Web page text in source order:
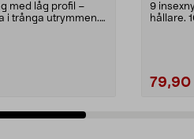
med låg profil –
i trånga utrymmen.
9
hållare.
79,90